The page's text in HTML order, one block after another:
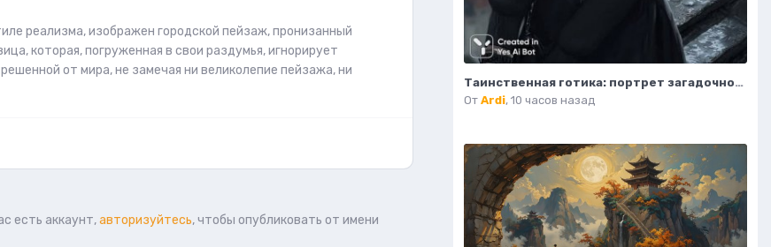
реализма, изображен городской пейзаж, пронизанный
которая, погруженная в свои раздумья, игнорирует
от мира, не замечая ни великолепие пейзажа, ни
есть аккаунт,авторизуйтесь, чтобы опубликовать от имени
Таинственная готика: портрет загадочной девушки на крыше. Изображение из нейросети Midjourney
От Ardi, 10 часов назад